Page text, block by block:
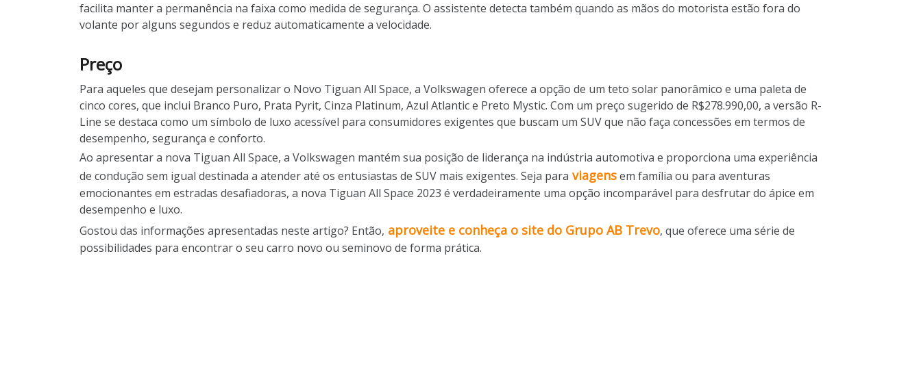
facilita manter a permanência na faixa como medida de segurança. O assistente detecta também quando as mãos do motorista estão fora do
volante por alguns segundos e reduz automaticamente a velocidade.
Preço
Para aqueles que desejam personalizar o Novo Tiguan All Space, a Volkswagen oferece a opção de um teto solar panorâmico e uma paleta de
cinco cores, que inclui Branco Puro, Prata Pyrit, Cinza Platinum, Azul Atlantic e Preto Mystic. Com um preço sugerido de R$278.990,00, a versão R-
Line se destaca como um símbolo de luxo acessível para consumidores exigentes que buscam um SUV que não faça concessões em termos de
desempenho, segurança e conforto.
Ao apresentar a nova Tiguan All Space, a Volkswagen mantém sua posição de liderança na indústria automotiva e proporciona uma experiência
de condução sem igual destinada a atender até os entusiastas de SUV mais exigentes. Seja para viagensem família ou para aventuras
emocionantes em estradas desafiadoras, a nova Tiguan All Space 2023 é verdadeiramente uma opção incomparável para desfrutar do ápice em
desempenho e luxo.
Gostou das informações apresentadas neste artigo? Então, aproveite e conheça o site do Grupo AB Trevo, que oferece uma série de
possibilidades para encontrar o seu carro novo ou seminovo de forma prática.